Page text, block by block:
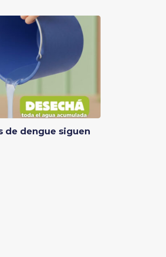
de dengue siguen